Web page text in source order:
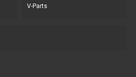
V-Parts